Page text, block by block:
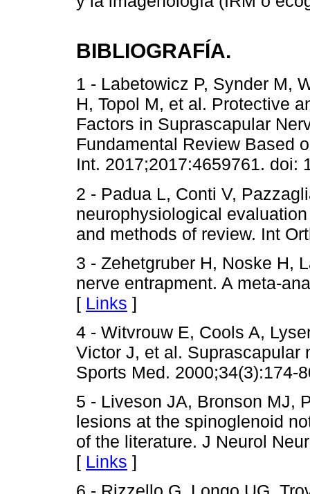
BIBLIOGRAFÍA.
1 - Labetowicz P, Synder M,
H, Topol M, et al. Protective
Factors in Suprascapular
Fundamental Review Based
Int. 2017;2017:4659761. doi:
2 - Padua L, Conti V,
neurophysiological
and methods of review. Int
3 - Zehetgruber H, Noske H,
nerve entrapment. A meta-
[ Links ]
4 - Witvrouw E, Cools A,
Victor J, et al. Suprascapular
Sports Med. 2000;34(3):174-
5 - Liveson JA, Bronson MJ,
lesions at the spinoglenoid
of the literature. J Neurol
[ Links ]